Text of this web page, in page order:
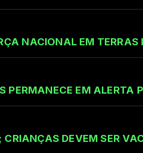
NACIONAL EM TERRAS
PERMANECE EM ALERTA
CRIANÇAS DEVEM SER